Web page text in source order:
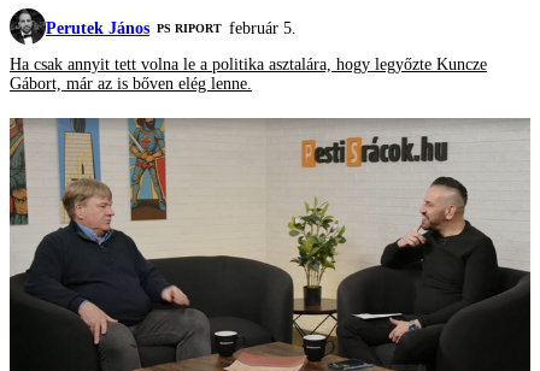
Perutek János ‎PS RIPORT február 5.
Ha csak annyit tett volna le a politika asztalára, hogy legyőzte Kuncze
Gábort, már az is bőven elég lenne.